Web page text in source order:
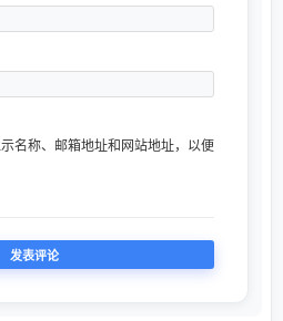
名称、邮箱地址和网站地址，以便